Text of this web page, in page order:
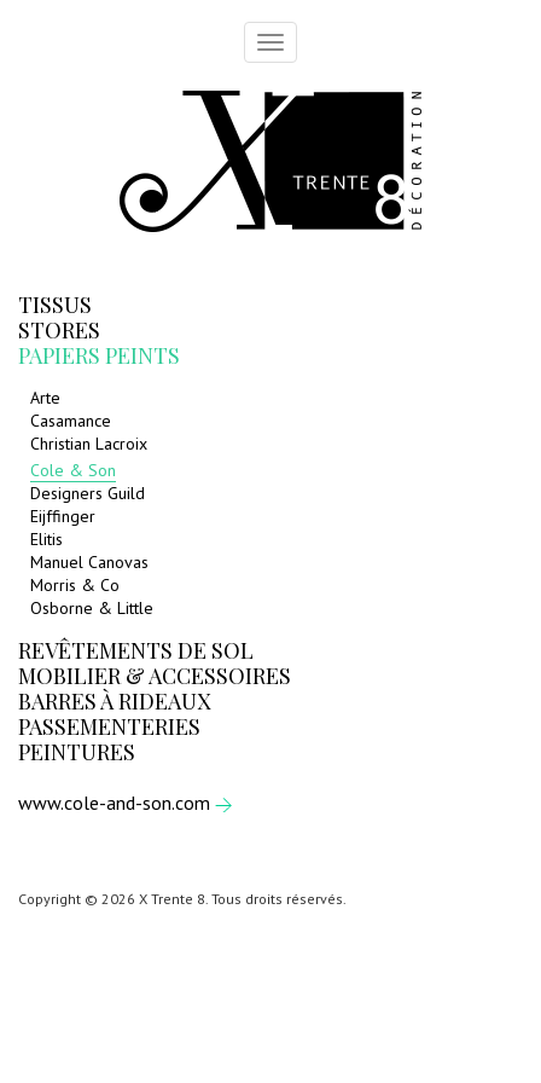
Toggle
TISSUS
STORES
PAPIERS PEINTS
Arte
Casamance
Christian Lacroix
Cole & Son
Designers Guild
Eijffinger
Elitis
Manuel Canovas
Morris & Co
Osborne & Little
REVÊTEMENTS DE SOL
MOBILIER & ACCESSOIRES
BARRES À RIDEAUX
PASSEMENTERIES
PEINTURES
www.cole-and-son.com
Copyright © 2026 X Trente 8. Tous droits réservés.